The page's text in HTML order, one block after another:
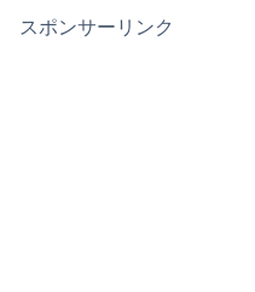
スポンサーリンク